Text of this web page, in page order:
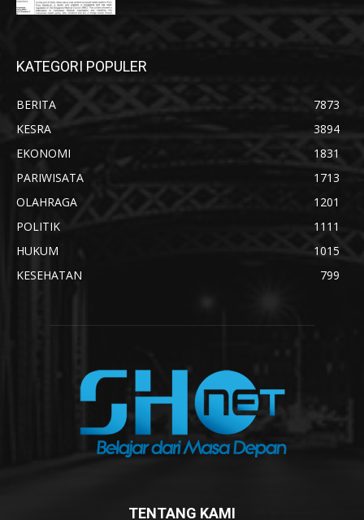
KATEGORI POPULER
BERITA
7873
KESRA
3894
EKONOMI
1831
PARIWISATA
1713
OLAHRAGA
1201
POLITIK
1111
HUKUM
1015
KESEHATAN
799
TENTANG KAMI